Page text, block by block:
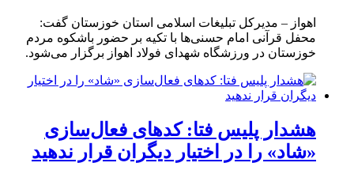
اهواز – مدیرکل تبلیغات اسلامی استان خوزستان گفت:
محفل قرآنی امام حسنی‌ها با تکیه بر حضور باشکوه مردم
خوزستان در ورزشگاه شهدای فولاد اهواز برگزار می‌شود.
هشدار پلیس فتا: کدهای فعال‌سازی
«شاد» را در اختیار دیگران قرار ندهید